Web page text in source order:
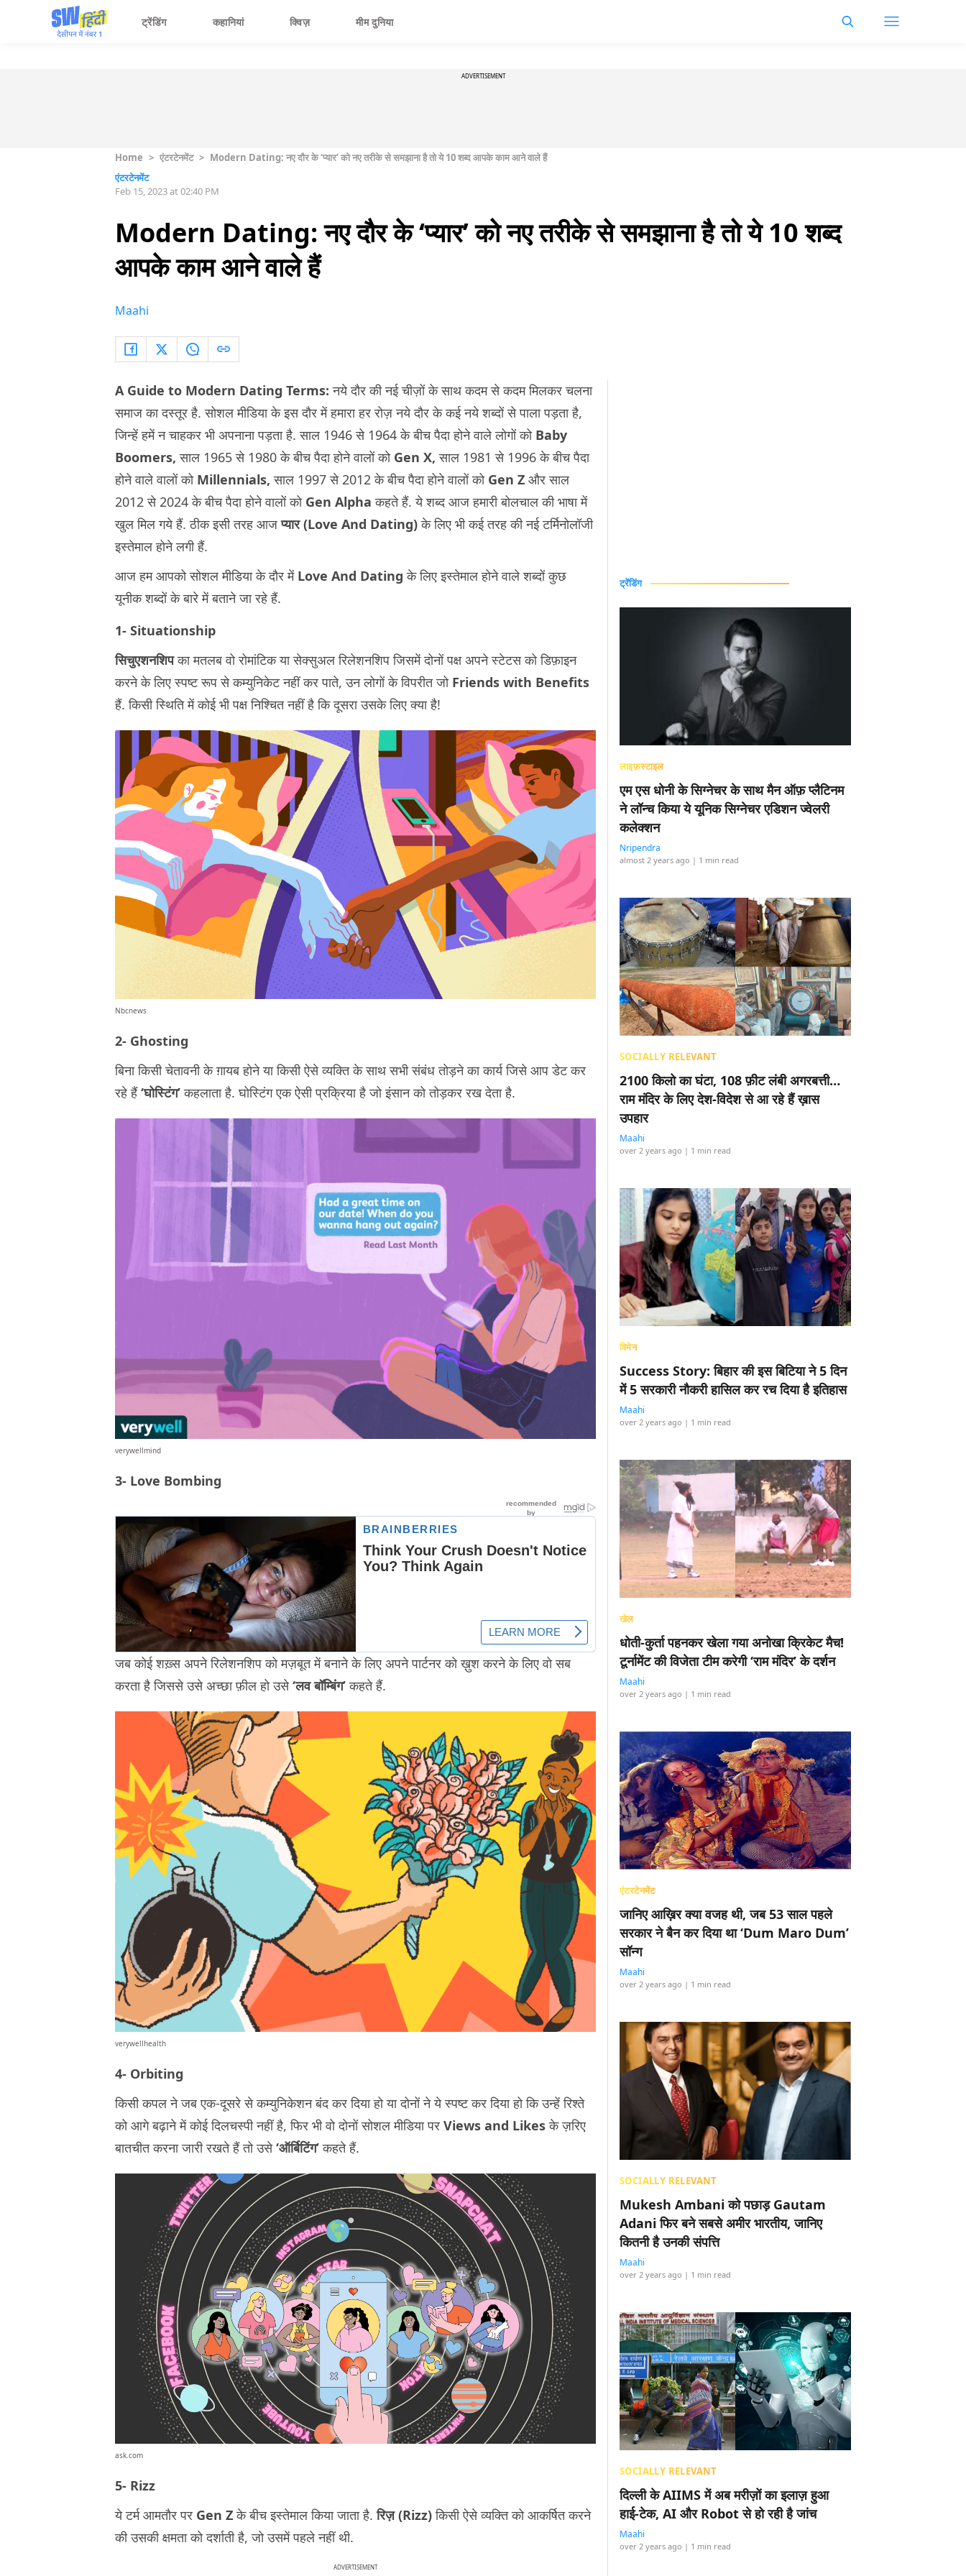
ट्रेंडिंग कहानियां क्विज़ मीम दुनिया
ADVERTISEMENT
Home > एंटरटेनमेंट > Modern Dating: नए दौर के ‘प्यार’ को नए तरीके से समझाना है तो ये 10 शब्द आपके काम आने वाले हैं
एंटरटेनमेंट
Feb 15, 2023 at 02:40 PM
Modern Dating: नए दौर के ‘प्यार’ को नए तरीके से समझाना है तो ये 10 शब्द
आपके काम आने वाले हैं
Maahi
A Guide to Modern Dating Terms:नये दौर की नई चीज़ों के साथ कदम से कदम मिलकर चलना
समाज का दस्तूर है. सोशल मीडिया के इस दौर में हमारा हर रोज़ नये दौर के कई नये शब्दों से पाला पड़ता है,
जिन्हें हमें न चाहकर भी अपनाना पड़ता है. साल 1946 से 1964 के बीच पैदा होने वाले लोगों को Baby
Boomers, साल 1965 से 1980 के बीच पैदा होने वालों को Gen X,साल 1981 से 1996 के बीच पैदा
होने वाले वालों को Millennials, साल 1997 से 2012 के बीच पैदा होने वालों को Gen Z और साल
2012 से 2024 के बीच पैदा होने वालों को Gen Alphaकहते हैं. ये शब्द आज हमारी बोलचाल की भाषा में
खुल मिल गये हैं. ठीक इसी तरह आजप्यार (Love And Dating)के लिए भी कई तरह की नई टर्मिनोलॉजी
इस्तेमाल होने लगी हैं.
आज हम आपको सोशल मीडिया के दौर मेंLove And Datingके लिए इस्तेमाल होने वाले शब्दों कुछ
यूनीक शब्दों के बारे में बताने जा रहे हैं.
1- Situationship
सिचुएशनशिपका मतलब वो रोमांटिक या सेक्सुअल रिलेशनशिप जिसमें दोनों पक्ष अपने स्टेटस को डिफ़ाइन
करने के लिए स्पष्ट रूप से कम्युनिकेट नहीं कर पाते, उन लोगों के विपरीत जो Friends with Benefits
हैं. किसी स्थिति में कोई भी पक्ष निश्चित नहीं है कि दूसरा उसके लिए क्या है!
Nbcnews
2- Ghosting
बिना किसी चेतावनी के ग़ायब होने या किसी ऐसे व्यक्ति के साथ सभी संबंध तोड़ने का कार्य जिसे आप डेट कर
रहे हैं‘घोस्टिंग’कहलाता है. घोस्टिंग एक ऐसी प्रक्रिया है जो इंसान को तोड़कर रख देता है.
verywellmind
3- Love Bombing
जब कोई शख़्स अपने रिलेशनशिप को मज़बूत में बनाने के लिए अपने पार्टनर को ख़ुश करने के लिए वो सब
करता है जिससे उसे अच्छा फ़ील हो उसे‘लव बॉम्बिंग’कहते हैं.
verywellhealth
4- Orbiting
किसी कपल ने जब एक-दूसरे से कम्युनिकेशन बंद कर दिया हो या दोनों ने ये स्पष्ट कर दिया हो कि उन्हें रिश्ते
को आगे बढ़ाने में कोई दिलचस्पी नहीं है, फिर भी वो दोनों सोशल मीडिया पर Views and Likesके ज़रिए
बातचीत करना जारी रखते हैं तो उसे‘ऑर्बिटिंग’कहते हैं.
ask.com
5- Rizz
ये टर्म आमतौर पर Gen Zके बीच इस्तेमाल किया जाता है.रिज़ (Rizz)किसी ऐसे व्यक्ति को आकर्षित करने
की उसकी क्षमता को दर्शाती है, जो उसमें पहले नहीं थी.
ADVERTISEMENT
ट्रेंडिंग
लाइफ़स्टाइल
एम एस धोनी के सिग्नेचर के साथ मैन ऑफ़ प्लैटिनम
ने लॉन्च किया ये यूनिक सिग्नेचर एडिशन ज्वेलरी
कलेक्शन
Nripendra
almost 2 years ago | 1 min read
SOCIALLY RELEVANT
2100 किलो का घंटा, 108 फ़ीट लंबी अगरबत्ती…
राम मंदिर के लिए देश-विदेश से आ रहे हैं ख़ास
उपहार
Maahi
over 2 years ago | 1 min read
विमेन
Success Story: बिहार की इस बिटिया ने 5 दिन
में 5 सरकारी नौकरी हासिल कर रच दिया है इतिहास
Maahi
over 2 years ago | 1 min read
खेल
धोती-कुर्ता पहनकर खेला गया अनोखा क्रिकेट मैच!
टूर्नामेंट की विजेता टीम करेगी ‘राम मंदिर’ के दर्शन
Maahi
over 2 years ago | 1 min read
एंटरटेनमेंट
जानिए आख़िर क्या वजह थी, जब 53 साल पहले
सरकार ने बैन कर दिया था ‘Dum Maro Dum’
सॉन्ग
Maahi
over 2 years ago | 1 min read
SOCIALLY RELEVANT
Mukesh Ambani को पछाड़ Gautam
Adani फिर बने सबसे अमीर भारतीय, जानिए
कितनी है उनकी संपत्ति
Maahi
over 2 years ago | 1 min read
SOCIALLY RELEVANT
दिल्ली के AIIMS में अब मरीज़ों का इलाज़ हुआ
हाई-टेक, AI और Robot से हो रही है जांच
Maahi
over 2 years ago | 1 min read